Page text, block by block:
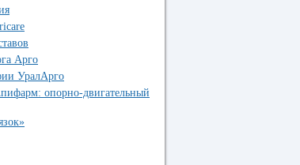
Арго
УралАрго
опорно-двигательный